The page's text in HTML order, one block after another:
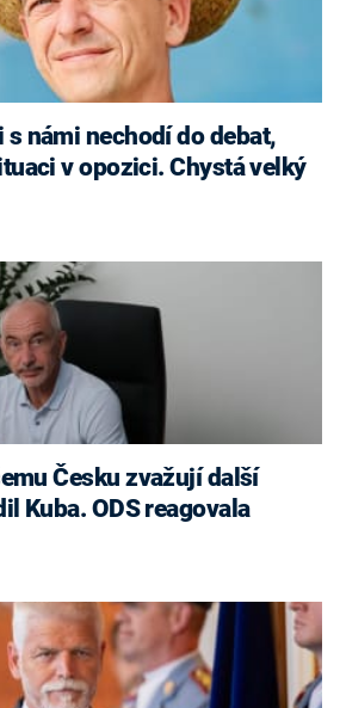
námi nechodí do debat,
v opozici. Chystá velký
Kuba. ODS reagovala